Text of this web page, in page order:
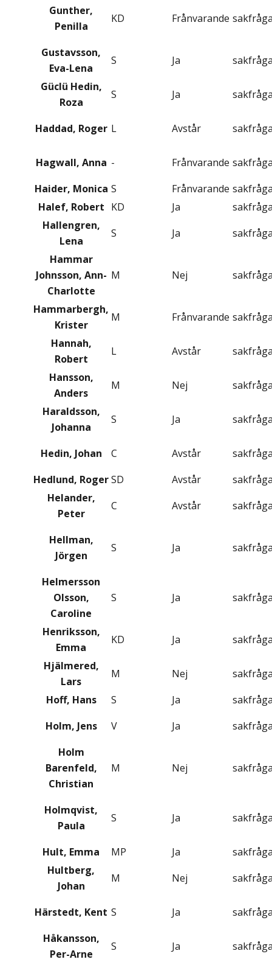
Gunther,
Penilla
KD Frånvarande
Gustavsson,
Eva-Lena
S Ja
Güclü Hedin,
Roza
S Ja
Haddad, Roger L Avstår
Hagwall, Anna - Frånvarande
Haider, Monica S Frånvarande
Halef, Robert KD Ja
Hallengren,
Lena
S Ja
Hammar
Johnsson, Ann-
Charlotte
M Nej
Hammarbergh,
Krister
M Frånvarande
Hannah,
Robert
L Avstår
Hansson,
Anders
M Nej
Haraldsson,
Johanna
S Ja
Hedin, Johan C Avstår
Hedlund, RogerSD Avstår
Helander,
Peter
C Avstår
Hellman,
Jörgen
S Ja
Helmersson
Olsson,
Caroline
S Ja
Henriksson,
Emma
KD Ja
Hjälmered,
Lars
M Nej
Hoff, Hans
S Ja
Holm, Jens
V Ja
Holm
Barenfeld,
Christian
M Nej
Holmqvist,
Paula
S Ja
Hult, Emma MP Ja
Hultberg,
Johan
M Nej
Härstedt, Kent S Ja
Håkansson,
Per-Arne
S Ja